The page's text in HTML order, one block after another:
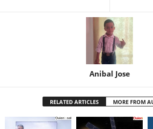
Anibal Jose
RELATED ARTICLES MORE FROM